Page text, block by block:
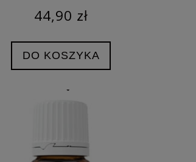
44,90 zł
DO KOSZYKA